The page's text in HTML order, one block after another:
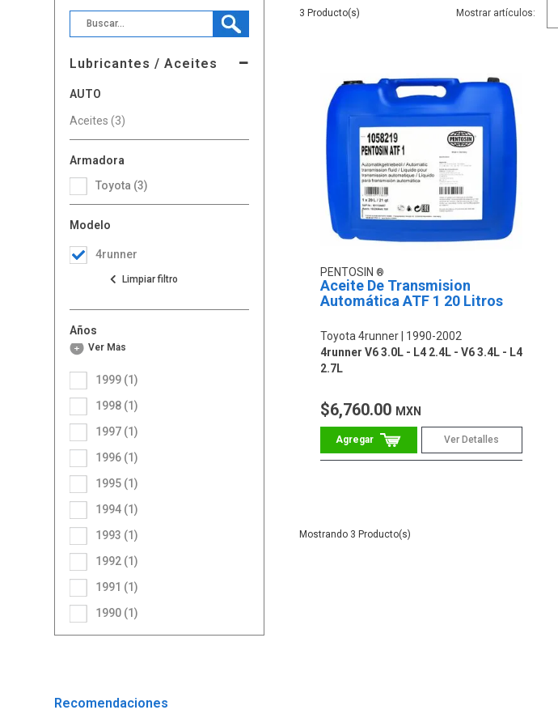
Lubricantes / Aceites
AUTO
Aceites (3)
Armadora
Toyota (3)
Modelo
4runner
Años
1990 (1)
1991 (1)
1992 (1)
1993 (1)
1994 (1)
1995 (1)
1996 (1)
1997 (1)
1998 (1)
1999 (1)
Ver Más
3 Mostrar artículos:
PENTOSIN
Aceite De Transmision
Automática ATF 1 20 Litros
Toyota 4runner
1990-2002
4runner V6 3.0L - L4 2.4L - V6 3.4L - L4
2.7L
$6,760.00 MXN
Ver Detalles
3
Recomendaciones